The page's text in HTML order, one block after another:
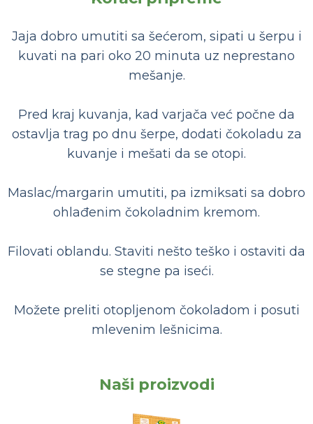
Jaja dobro umutiti sa šećerom, sipati u šerpu i
kuvati na pari oko 20 minuta uz neprestano
mešanje.
Pred kraj kuvanja, kad varjača već počne da
ostavlja trag po dnu šerpe, dodati čokoladu za
kuvanje i mešati da se otopi.
Maslac/margarin umutiti, pa izmiksati sa dobro
ohlađenim čokoladnim kremom.
Filovati oblandu. Staviti nešto teško i ostaviti da
se stegne pa iseći.
Možete preliti otopljenom čokoladom i posuti
mlevenim lešnicima.
Naši proizvodi